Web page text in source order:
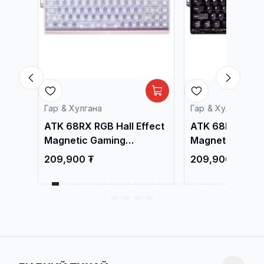
Гар & Хулгана
ATK 68RX RGB Hall Effect
Magnetic Gaming
Keyboard White
209,900 ₮
Гар & Хулгана
ATK 68RX
Magnetic
Keyboard Black
209,900 ₮